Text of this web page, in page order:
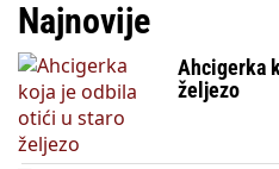
Najnovije
Ahcigerka
željezo